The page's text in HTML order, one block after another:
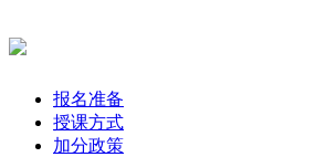
报名准备
授课方式
加分政策